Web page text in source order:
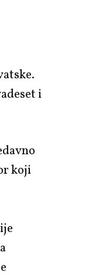
i
koji